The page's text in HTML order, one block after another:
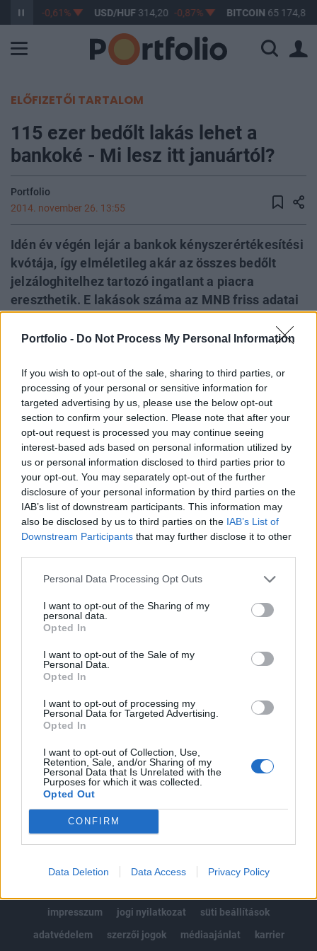
Portfolio - Do Not Process My Personal Information
If you wish to opt-out of the sale, sharing to third parties, or
processing of your personal or sensitive information for
targeted advertising by us, please use the below opt-out
section to confirm your selection. Please note that after your
opt-out request is processed you may continue seeing
interest-based ads based on personal information utilized by
us or personal information disclosed to third parties prior to
your opt-out. You may separately opt-out of the further
disclosure of your personal information by third parties on the
IAB’s list of downstream participants. This information may
also be disclosed by us to third parties on the IAB’s List of
Downstream Participants that may further disclose it to other
Personal Data Processing Opt Outs
I want to opt-out of the Sharing of my
personal data.
Opted In
I want to opt-out of the Sale of my
Personal Data.
Opted In
I want to opt-out of processing my
Personal Data for Targeted Advertising.
Opted In
I want to opt-out of Collection, Use,
Retention, Sale, and/or Sharing of my
Personal Data that Is Unrelated with the
Purposes for which it was collected.
Opted Out
CONFIRM
Data Deletion Data Access Privacy Policy
363,17 -0,61% USD/HUF314,20 -0,87% BITCOIN 65 174,81
ELŐFIZETŐI TARTALOM
115 ezer bedőlt lakás lehet a
bankoké - Mi lesz itt januártól?
Portfolio
2014. november 26. 13:55
Idén év végén lejár a bankok kényszerértékesítési
kvótája, így elméletileg akár az összes bedőlt
jelzáloghitelhez tartozó ingatlant a piacra
ereszthetik. E lakások száma az MNB friss adatai
ezer családon segítő Nemzeti Eszközkezelő sorsa
lejár.
115 ezer olyan lakás van Magyarországon, amely 90
napon túli késedelemben lévő adós tulajdona, és a bank
elvileg szabadon rendelkezhet felette - derült ki az MNB
friss adataiból. 2011 óta kvótarendszer szabályozza ezek
kényszerértékesítését, de a bankok még ezt a keretszámot
sem használják ki.A bankok tehát inkább nem bántják
ezeket az ingatlanokat, ami egyszerre több okra...
KEDVES OLVASÓNK!
A keresett cikk a portfolio.hu hírarchívumához
regisztrációhoz kötött.
Portfolio.hu teljes cikkarchívum
Kötéslisták: BÉT elmúlt 2 év napon belüli
MÁR ELŐFIZETŐNK VAGY?BEJELENTKEZÉS
impresszum
jogi nyilatkozat
süti beállítások
adatvédelem
szerzői jogok médiaajánlat karrier